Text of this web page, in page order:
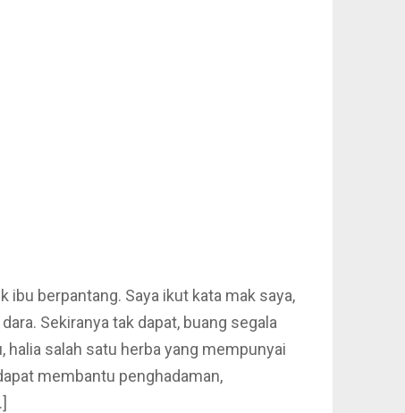
ibu berpantang. Saya ikut kata mak saya,
Sekiranya tak dapat, buang segala
halia salah satu herba yang mempunyai
membantu penghadaman,